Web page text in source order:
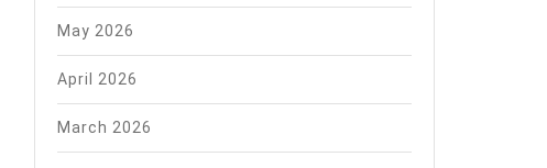
May 2026
April 2026
March 2026